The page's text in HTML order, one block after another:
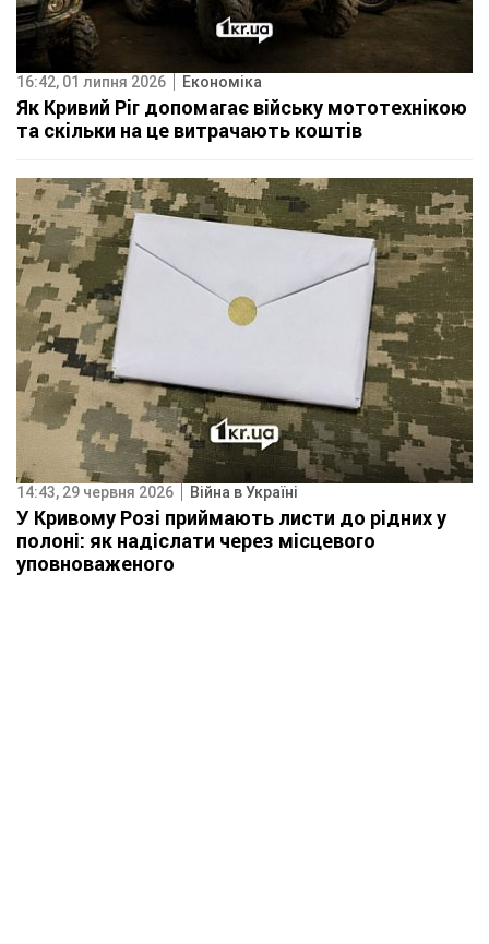
16:42, 01 липня 2026 Економіка
Як Кривий Ріг допомагає війську мототехнікою
та скільки на це витрачають коштів
14:43, 29 червня 2026 Війна в Україні
У Кривому Розі приймають листи до рідних у
полоні: як надіслати через місцевого
уповноваженого